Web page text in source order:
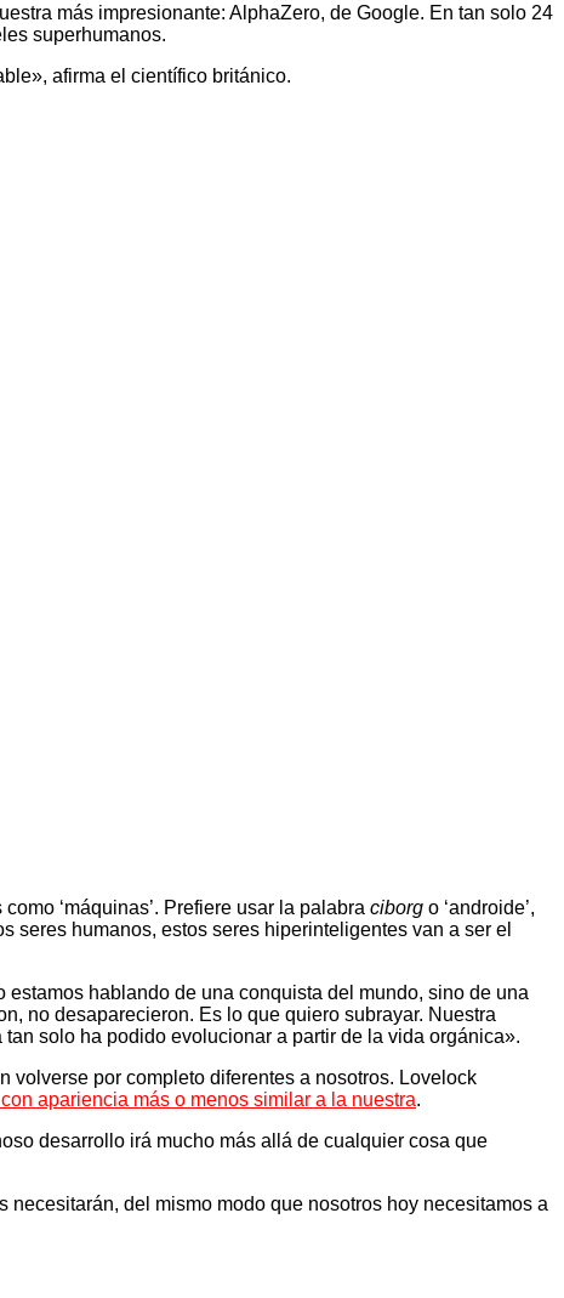
más impresionante: AlphaZero, de Google. En tan solo 24
superhumanos.
afirma el científico británico.
‘máquinas’. Prefiere usar la palabra ciborg o ‘androide’,
seres humanos, estos seres hiperinteligentes van a ser el
hablando de una conquista del mundo, sino de una
no desaparecieron. Es lo que quiero subrayar. Nuestra
solo ha podido evolucionar a partir de la vida orgánica».
volverse por completo diferentes a nosotros. Lovelock
apariencia más o menos similar a la nuestra.
desarrollo irá mucho más allá de cualquier cosa que
del mismo modo que nosotros hoy necesitamos a